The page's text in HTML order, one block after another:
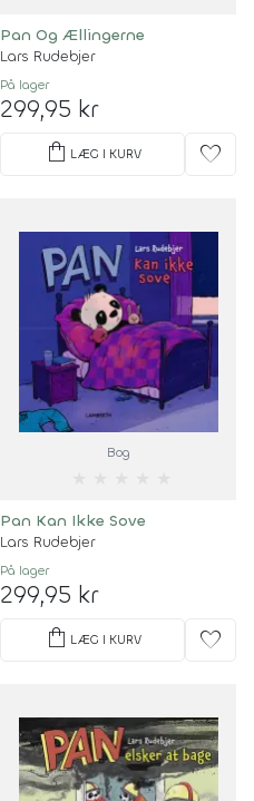
Pan Og Ællingerne
Lars Rudebjer
På lager
299,95 kr
shopping_bag LÆG I KURV favorite
Bog
Pan Kan Ikke Sove
Lars Rudebjer
På lager
299,95 kr
shopping_bag LÆG I KURV favorite